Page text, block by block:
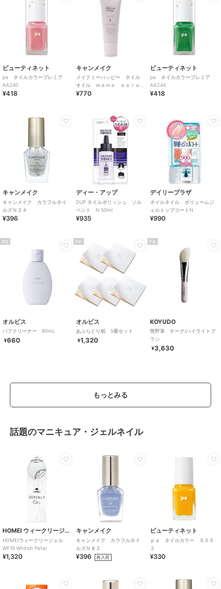
ビューティネット
pa ネイルカラープレミア
AA240
¥418
キャンメイク
メイクミーハッピー ネイル
オイル ｍｏｍｏ ｏｏｌｏ
ｎｇ
¥770
ビューティネット
pa ネイルカラープレミア
AA244
¥418
キャンメイク
キャンメイク カラフルネイ
ルズＮ２４
¥396
ディー・アップ
DUP ネイルポリッシュ ソル
ベント N 50ml
¥935
デイリープラザ
ネイルネイル ボリュームジ
ェルトップコートN
¥990
PR
オルビス
パフクリーナー 80mL
¥660
PR
オルビス
あぶらとり紙 5冊セット
¥1,320
PR
KOYUDO
熊野筆 チーク/ハイライトブ
ラシ
¥3,630
もっとみる
話題のマニキュア・ジェルネイル
HOMEI ウィークリージェル
HOMEIウィークリージェル
WF19 Whitish Petal
¥1,320
キャンメイク
キャンメイク カラフルネイ
ルズＮ８２
¥396 再入荷
ビューティネット
ｐａ ネイルカラー Ｓ０５
２
¥330